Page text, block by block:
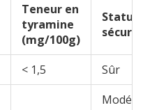
Teneur en
tyramine
(mg/100g)
Statut
< 1,5 Sûr
Modéré